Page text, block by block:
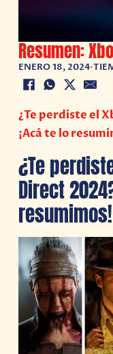
Resumen:
ENERO 18, 2024•
¿Te perdiste el
¡Acá te lo
¿Te
Direct
resumimos!